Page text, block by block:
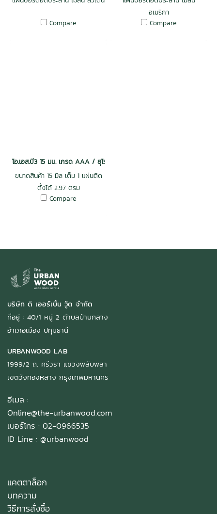
Compare
อเมริกา
Compare
โอ.เอส.บี3 15 มม. เกรด AAA / ยุโรป/กันน้ำPMDI ไร้สารฟอร์มัลดีไฮต์
ขนาดสินค้า 15 มิล เต็ม 1 แผ่นติด
ตั้งได้ 2.97 ตรม
Compare
บริษัท ดิ เออร์เบิ้น วู้ด จำกัด
ที่อยู่ : 40/1 หมู่ 2 ตำบลบ้านกลาง
อำเภอเมือง ปทุมธานี
URBANWOOD LAB
1999/2 ถ. ศรีวรา แขวงพลับพลา
เขตวังทองหลาง กรุงเทพมหานคร
อีเมล :
Online@the-urbanwood.com
เบอร์โทร : 02-0966535
ID Line : @urbanwood
แคตตาล็อก
บทความ
วิธีการสั่งซื้อ